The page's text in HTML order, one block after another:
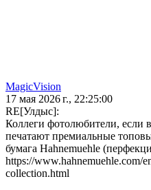
MagicVision
17 мая 2026 г., 22:25:00
RE[Улдыс]:
Коллеги фотолюбители, если
печатают премиальные
бумага Hahnemuehle
https://www.hahnemuehle.com/
collection.html